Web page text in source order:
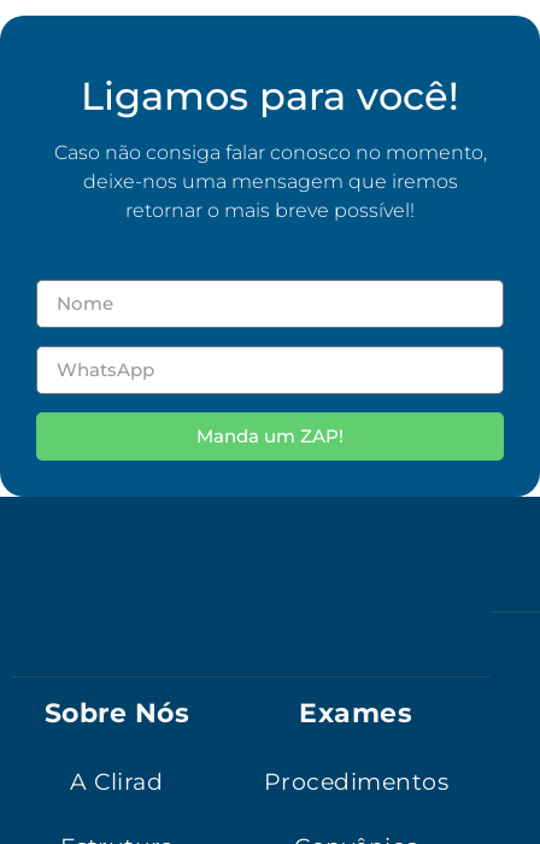
Ligamos para você!
Caso não consiga falar conosco no momento,
deixe-nos uma mensagem que iremos
retornar o mais breve possível!
Manda um ZAP!
Sobre Nós
A Clirad
Exames
Procedimentos